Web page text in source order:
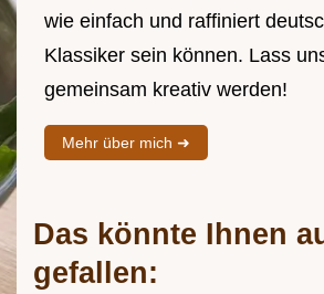
wie einfach und raffiniert
Klassiker sein können. Lass
gemeinsam kreativ werden!
Mehr über mich ➜
Das könnte Ihnen
gefallen: